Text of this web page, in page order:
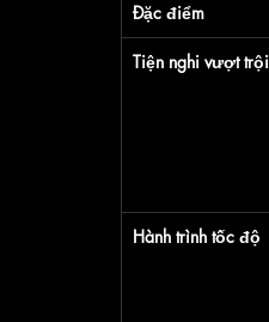
Đặc điểm
Tiện nghi vượt trội
Hành trình tốc độ